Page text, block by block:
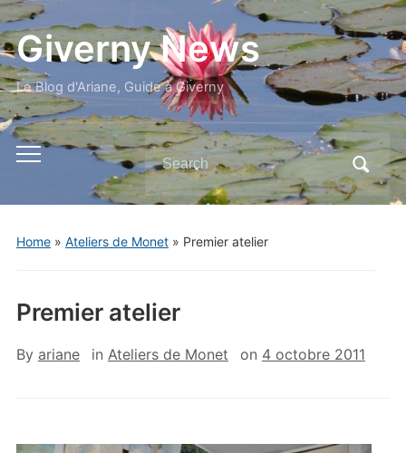
Giverny News
Le Blog d'Ariane, Guide à Giverny
Toggle
menu
Search
for:
Home» Ateliers de Monet» Premier atelier
Premier atelier
By ariane in Ateliers de Monet on 4 octobre 2011